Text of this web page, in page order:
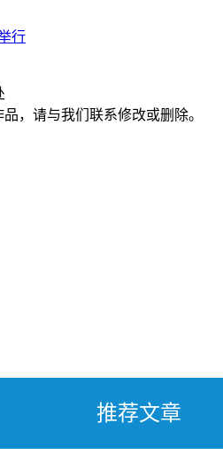
行
，请与我们联系修改或删除。
推荐文章